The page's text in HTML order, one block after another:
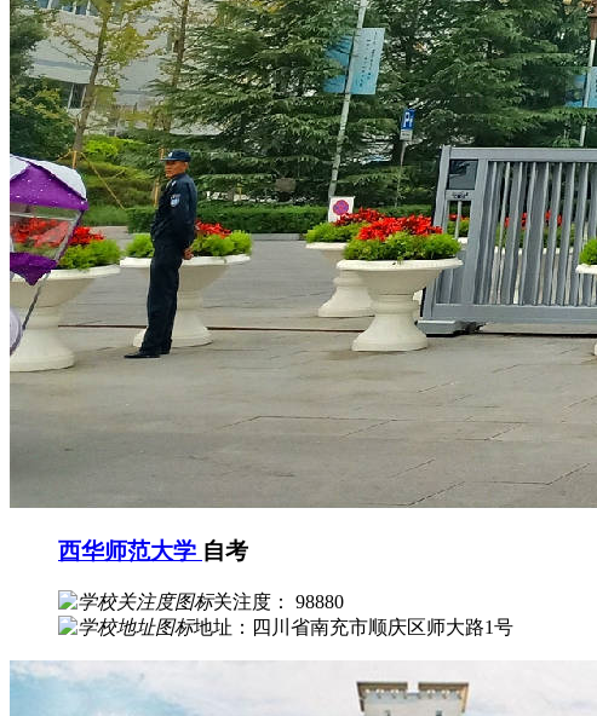
西华师范大学 自考
关注度： 98880
地址：四川省南充市顺庆区师大路1号